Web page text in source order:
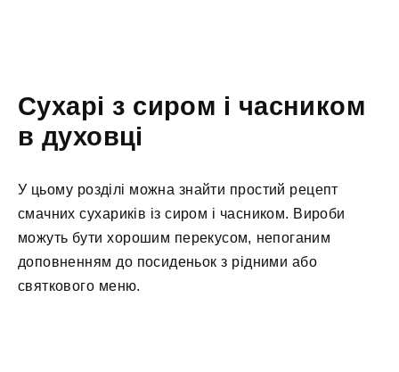
Сухарі з сиром і часником
в духовці
У цьому розділі можна знайти простий рецепт
смачних сухариків із сиром і часником. Вироби
можуть бути хорошим перекусом, непоганим
доповненням до посиденьок з рідними або
святкового меню.